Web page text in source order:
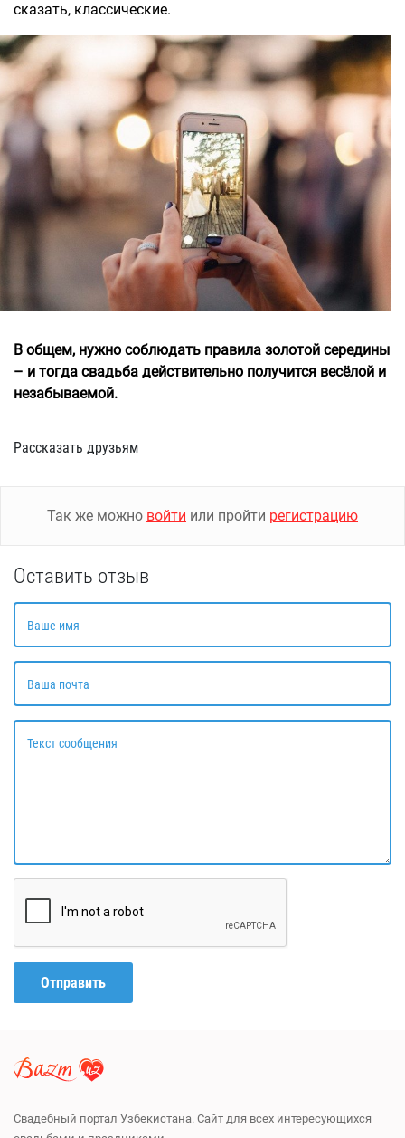
сказать, классические.
В общем, нужно соблюдать правила золотой середины
– и тогда свадьба действительно получится весёлой и
незабываемой.
Рассказать друзьям
Так же можно войти или пройти регистрацию
Оставить отзыв
Ваше имя
Ваша почта
Текст сообщения
Отправить
Свадебный портал Узбекистана. Сайт для всех интересующихся